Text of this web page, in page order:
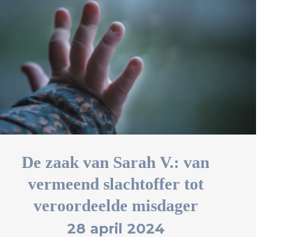
De zaak van Sarah V.: van
vermeend slachtoffer tot
veroordeelde misdager
28 april 2024